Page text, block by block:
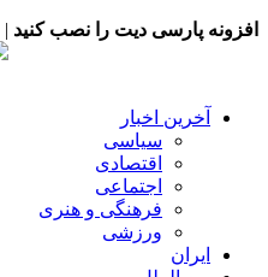
افزونه پارسی دیت را نصب کنید |
آخرین اخبار
سیاسی
اقتصادی
اجتماعی
فرهنگی و هنری
ورزشی
ایران